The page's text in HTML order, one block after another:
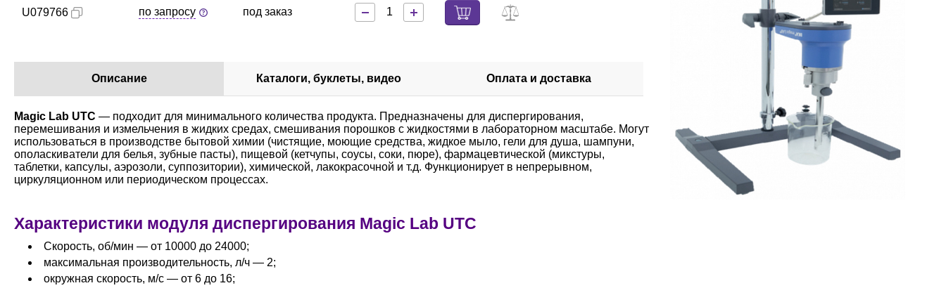
U079766 по запросу под заказ
Описание Каталоги, буклеты, видео Оплата и доставка
Magic Lab UTC — подходит для минимального количества продукта. Предназначены для диспергирования,
перемешивания и измельчения в жидких средах, смешивания порошков с жидкостями в лабораторном масштабе. Могут
использоваться в производстве бытовой химии (чистящие, моющие средства, жидкое мыло, гели для душа, шампуни,
ополаскиватели для белья, зубные пасты), пищевой (кетчупы, соусы, соки, пюре), фармацевтической (микстуры,
таблетки, капсулы, аэрозоли, суппозитории), химической, лакокрасочной и т.д. Функционирует в непрерывном,
циркуляционном или периодическом процессах.
Характеристики модуля диспергирования Magic Lab UTC
Скорость, об/мин — от 10000 до 24000;
максимальная производительность, л/ч — 2;
окружная скорость, м/с — от 6 до 16;